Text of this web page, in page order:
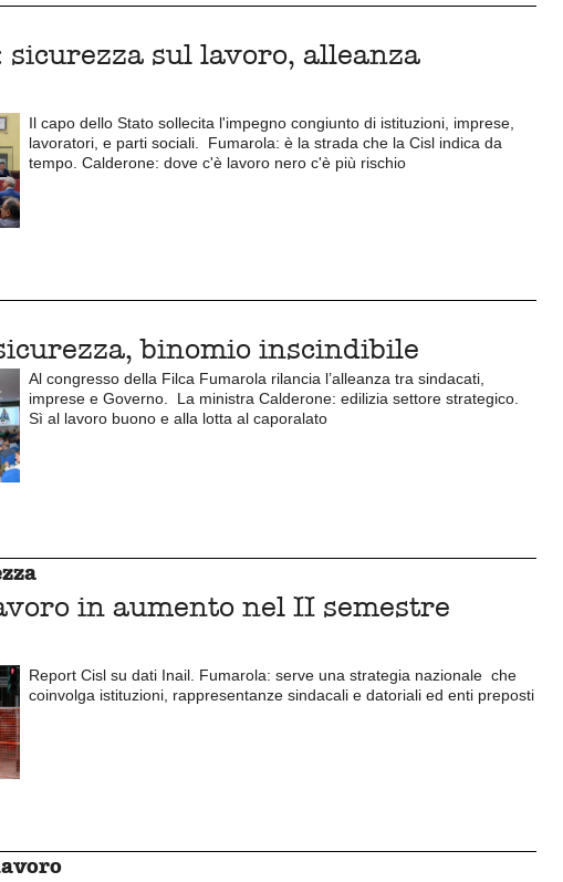
sul lavoro, alleanza
Il capo dello Stato sollecita l'impegno congiunto di istituzioni, imprese,
lavoratori, e parti sociali. Fumarola: è la strada che la Cisl indica da
tempo. Calderone: dove c'è lavoro nero c'è più rischio
binomio inscindibile
Al congresso della Filca Fumarola rilancia l’alleanza tra sindacati,
imprese e Governo. La ministra Calderone: edilizia settore strategico.
Sì al lavoro buono e alla lotta al caporalato
in aumento nel II semestre
Report Cisl su dati Inail. Fumarola: serve una strategia nazionale che
coinvolga istituzioni, rappresentanze sindacali e datoriali ed enti preposti